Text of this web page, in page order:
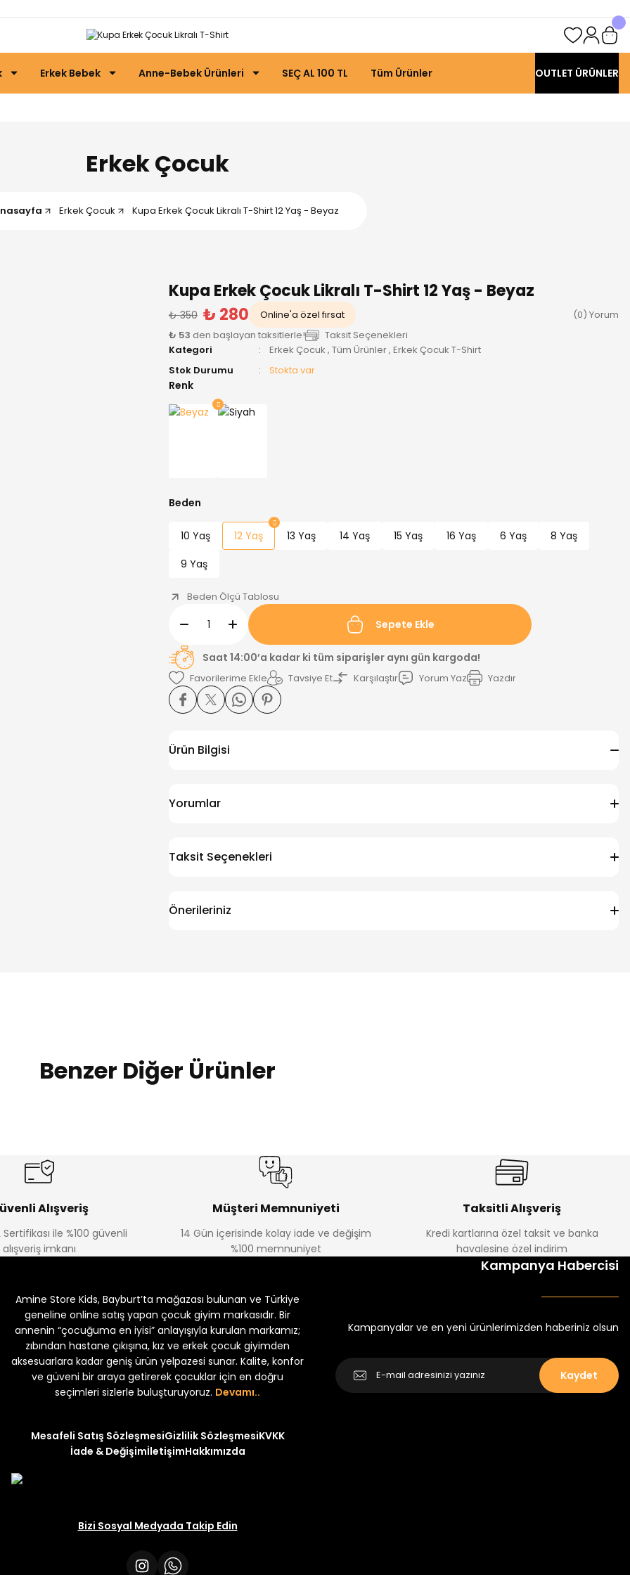
Erkek Bebek Anne-Bebek Ürünleri SEÇ AL 100 TL Tüm Ürünler OUTLET ÜRÜNLER
Erkek Çocuk
Erkek Çocuk Kupa Erkek Çocuk Likralı T-Shirt 12 Yaş - Beyaz
Kupa Erkek Çocuk Likralı T-Shirt 12 Yaş - Beyaz
₺ 350 ₺ 280 Online'a özel fırsat
(0) Yorum
₺ 53 den başlayan taksitlerle!
Taksit Seçenekleri
Kategori
Erkek Çocuk , Tüm Ürünler, Erkek Çocuk T-Shirt
Stok Durumu
Stokta var
Renk
Beden
10 Yaş 12 Yaş 13 Yaş 14 Yaş 15 Yaş 16 Yaş 6 Yaş
8 Yaş
9 Yaş
Beden Ölçü Tablosu
Sepete Ekle
Saat 14:00’a kadar ki tüm siparişler aynı gün kargoda!
Tavsiye Et Karşılaştır Yorum Yaz Yazdır
Ürün Bilgisi
Yorumlar
Taksit Seçenekleri
Önerileriniz
Benzer Diğer Ürünler
Yeni
Kampçı Minik Erkek Çocuk 2'li Şortlu Takım
%30
Yeni
₺ 500 ₺ 350
%30
Minik Kral Erkek Çocuk 2'li Şortlu Takım
2'li Şortlu Takım
Alışveriş
Sertifikası ile %100 güvenli
alışveriş imkanı
Müşteri Memnuniyeti
14 Gün içerisinde kolay iade ve değişim
%100 memnuniyet
Taksitli Alışveriş
Kredi kartlarına özel taksit ve banka
havalesine özel indirim
Amine Store Kids, Bayburt’ta mağazası bulunan ve Türkiye
geneline online satış yapan çocuk giyim markasıdır. Bir
annenin “çocuğuma en iyisi” anlayışıyla kurulan markamız;
zıbından hastane çıkışına, kız ve erkek çocuk giyimden
aksesuarlara kadar geniş ürün yelpazesi sunar. Kalite, konfor
ve güveni bir araya getirerek çocuklar için en doğru
seçimleri sizlerle buluşturuyoruz. Devamı..
Mesafeli Satış SözleşmesiGizlilik SözleşmesiKVKK
İade & DeğişimİletişimHakkımızda
Bizi Sosyal Medyada Takip Edin
Kampanya Habercisi
Kampanyalar ve en yeni ürünlerimizden haberiniz olsun
Kaydet